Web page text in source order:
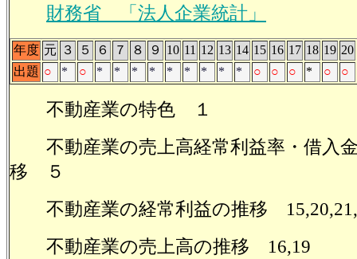
財務省 「法人企業統計」
年度 元 ３ ５ ６ ７ ８ ９ 10 11 12 13 14 15 16 17 18 19 20
出題 ○ * ○ * * * * * * * * * ○ ○ ○ * ○ ○
不動産業の特色 １
不動産業の売上高経常利益率・借入
移 ５
不動産業の経常利益の推移
不動産業の売上高の推移 16,19